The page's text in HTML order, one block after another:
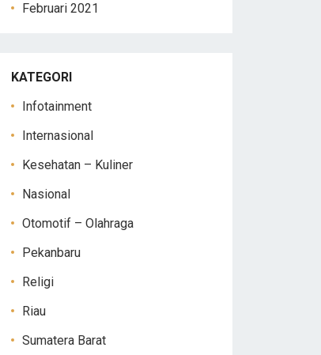
Februari 2021
KATEGORI
Infotainment
Internasional
Kesehatan – Kuliner
Nasional
Otomotif – Olahraga
Pekanbaru
Religi
Riau
Sumatera Barat